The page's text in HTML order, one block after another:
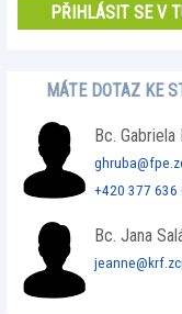
PŘIHLÁSIT SE V
MÁTE DOTAZ KE
Bc. Gabriela
+420 377 636
Bc. Jana